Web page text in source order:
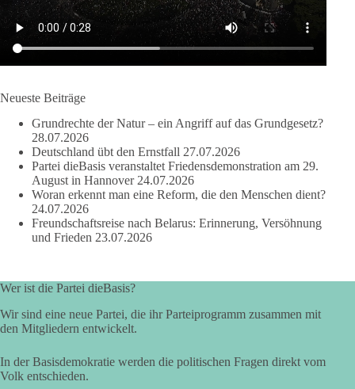
Wirtschaft, Infrastruktur und die Kommunen. Diese Probleme
werden nicht kleiner, wenn im Landtag zuerst auf Parteifarbe
und erst danach auf den Inhalt geschaut wird.
dieBasis Sachsen-Anhalt steht für Kooperation in Sachfragen.
Jeder Antrag soll danach bewertet werden, ob er dem Land
und den Menschen wirklich nützt.
Zustimmung, wenn ein Vorschlag sinnvoll ist. Ablehnung,
wenn er Sachsen-Anhalt nicht weiterbringt.
💬 Was ist dir wichtiger: der Absender eines Antrags oder das
Ergebnis für Sachsen-Anhalt?
👉 Folgen:
https://www.facebook.com/groups/diebasissachsenanhalt/
24 6 2 Auf Facebook ansehen
Neueste Beiträge
Grundrechte der Natur – ein Angriff auf das Grundgesetz?
28.07.2026
Deutschland übt den Ernstfall 27.07.2026
Partei dieBasis veranstaltet Friedensdemonstration am 29.
August in Hannover 24.07.2026
Woran erkennt man eine Reform, die den Menschen dient?
24.07.2026
Freundschaftsreise nach Belarus: Erinnerung, Versöhnung
und Frieden 23.07.2026
Wer ist die Partei dieBasis?
Wir sind eine neue Partei, die ihr Parteiprogramm zusammen mit
den Mitgliedern entwickelt.
In der Basisdemokratie werden die politischen Fragen direkt vom
Volk entschieden.